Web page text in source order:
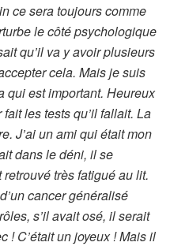
ce sera toujours comme
le côté psychologique
qu’il va y avoir plusieurs
cela. Mais je suis
qui est important. Heureux
fait les tests qu’il fallait. La
J’ai un ami qui était mon
dans le déni, il se
très fatigué au lit.
cancer généralisé
s’il avait osé, il serait
! C’était un joyeux ! Mais il